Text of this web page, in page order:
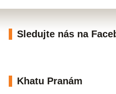
Sledujte nás na
Khatu Pranám